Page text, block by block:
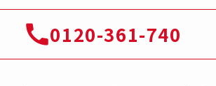
0120-361-740